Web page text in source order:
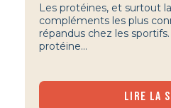
Les protéines, et surtout
compléments les plus
répandus chez les
protéine...
LIRE LA